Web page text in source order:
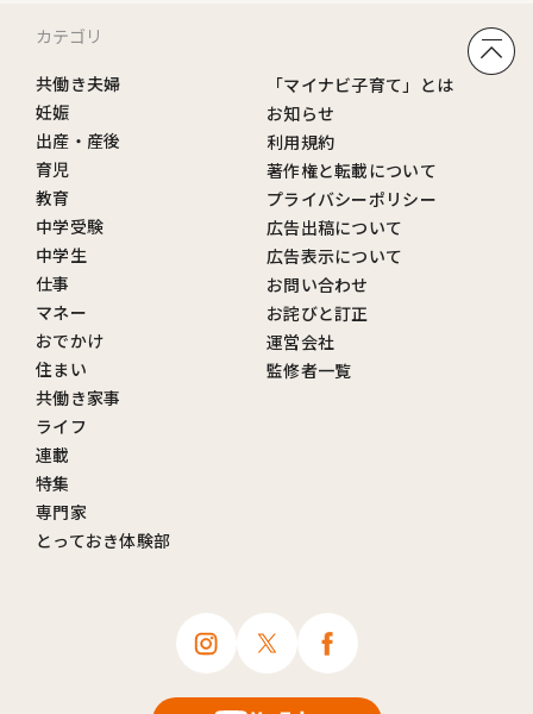
カテゴリ
共働き夫婦
妊娠
出産・産後
育児
教育
中学受験
中学生
仕事
マネー
おでかけ
住まい
共働き家事
ライフ
連載
特集
専門家
とっておき体験部
「マイナビ子育て」とは
お知らせ
利用規約
著作権と転載について
プライバシーポリシー
広告出稿について
広告表示について
お問い合わせ
お詫びと訂正
運営会社
監修者一覧